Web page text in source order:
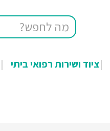
ציוד ושירות רפואי ביתי